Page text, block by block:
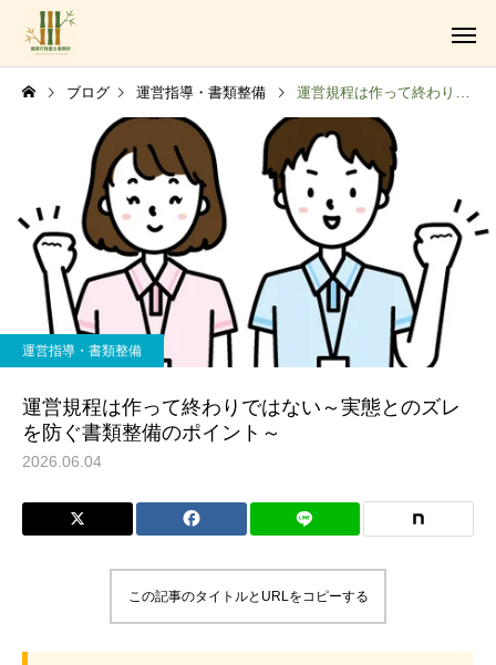
障がい福祉サービス事業
ブログ 運営指導・書類整備 運営規程は作って終わりではない～実態とのズレを防ぐ書類整備のポイント～
運営指導・書類整備
運営規程は作って終わりではない～実態とのズレ
を防ぐ書類整備のポイント～
2026.06.04
この記事のタイトルとURLをコピーする